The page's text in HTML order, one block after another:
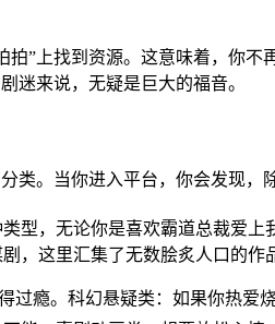
”上找到资源。这意味着，你
迷来说，无疑是巨大的福音。
类。当你进入平台，你会发现，
型，无论你是喜欢霸道总裁爱
，这里汇集了无数脍炙人口的作
过瘾。科幻悬疑类：如果你热